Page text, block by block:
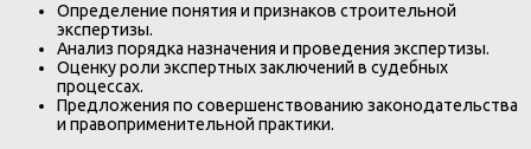
Определение понятия и признаков строительной
экспертизы.
Анализ порядка назначения и проведения экспертизы.
Оценку роли экспертных заключений в судебных
процессах.
Предложения по совершенствованию законодательства
и правоприменительной практики.